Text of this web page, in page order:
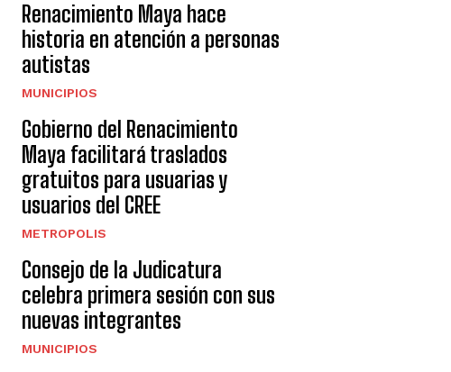
Renacimiento Maya hace
historia en atención a personas
autistas
MUNICIPIOS
Gobierno del Renacimiento
Maya facilitará traslados
gratuitos para usuarias y
usuarios del CREE
METROPOLIS
Consejo de la Judicatura
celebra primera sesión con sus
nuevas integrantes
MUNICIPIOS